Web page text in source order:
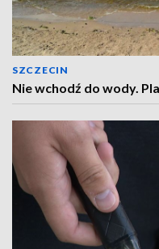
SZCZECIN
Nie wchodź do wody.